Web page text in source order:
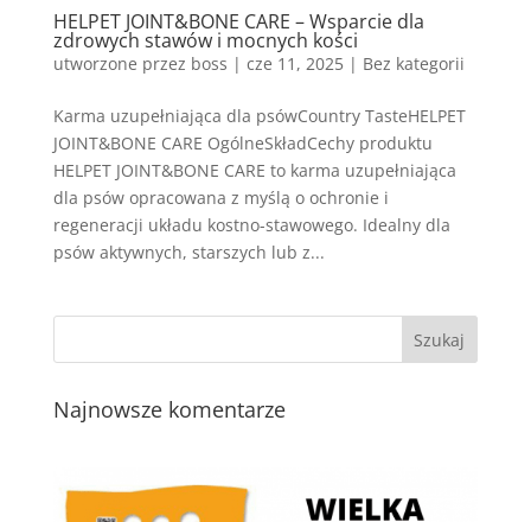
HELPET JOINT&BONE CARE – Wsparcie dla
zdrowych stawów i mocnych kości
utworzone przez boss | cze 11, 2025| Bez kategorii
Karma uzupełniająca dla psówCountry TasteHELPET
JOINT&BONE CARE OgólneSkładCechy produktu
HELPET JOINT&BONE CARE to karma uzupełniająca
dla psów opracowana z myślą o ochronie i
regeneracji układu kostno-stawowego. Idealny dla
psów aktywnych, starszych lub z...
Najnowsze komentarze